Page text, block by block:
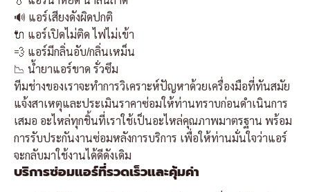
🔊 แอร์เสียงดังผิดปกติ
🔌 แอร์เปิดไม่ติด ไฟไม่เข้า
💨 แอร์มีกลิ่นอับ/กลิ่นเหม็น
📉 น้ำยาแอร์ขาด รั่วซึม
ทีมช่างของเราจะทำการวิเคราะห์ปัญหาด้วยเครื่องมือที่ทันสมัย
แจ้งสาเหตุและประเมินราคาซ่อมให้ท่านทราบก่อนดำเนินการ
เสมอ อะไหล่ทุกชิ้นที่เราใช้เป็นอะไหล่คุณภาพมาตรฐาน พร้อม
การรับประกันงานซ่อมหลังการบริการ เพื่อให้ท่านมั่นใจว่าแอร์
จะกลับมาใช้งานได้ดีดังเดิม
บริการซ่อมแอร์ที่รวดเร็วและคุ้มค่า